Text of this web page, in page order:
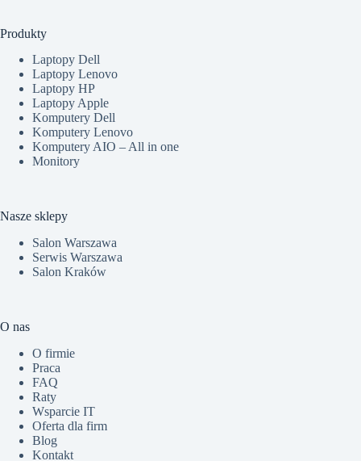
Produkty
Laptopy Dell
Laptopy Lenovo
Laptopy HP
Laptopy Apple
Komputery Dell
Komputery Lenovo
Komputery AIO – All in one
Monitory
Nasze sklepy
Salon Warszawa
Serwis Warszawa
Salon Kraków
O nas
O firmie
Praca
FAQ
Raty
Wsparcie IT
Oferta dla firm
Blog
Kontakt